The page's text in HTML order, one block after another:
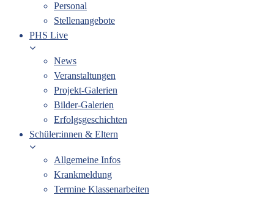
Personal
Stellenangebote
PHS Live
News
Veranstaltungen
Projekt-Galerien
Bilder-Galerien
Erfolgsgeschichten
Schüler:innen & Eltern
Allgemeine Infos
Krankmeldung
Termine Klassenarbeiten